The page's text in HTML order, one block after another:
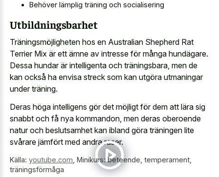
Behöver lämplig träning och socialisering
Utbildningsbarhet
Träningsmöjligheten hos en Australian Shepherd Rat
Terrier Mix är ett ämne av intresse för många hundägare.
Dessa hundar är intelligenta och träningsbara, men de
kan också ha envisa streck som kan utgöra utmaningar
under träning.
Deras höga intelligens gör det möjligt för dem att lära sig
snabbt och få nya kommandon, men deras oberoende
natur och beslutsamhet kan ibland göra träningen lite
svårare jämfört med andra raser.
Källa: youtube.com Minikurs: beteende, temperament,
träningsförmåga